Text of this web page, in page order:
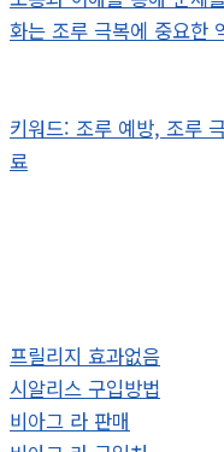
화는 조루 극복에 중요한
키워드: 조루 예방, 조루
료
프릴리지 효과없음
시알리스 구입방법
비아그 라 판매